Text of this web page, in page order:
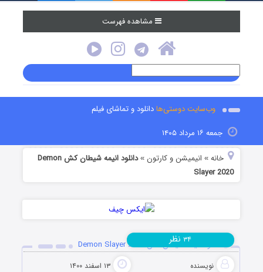
مشاهده فهرست
وب‌سایت دوستی‌هادانلود و تماشای فیلم
جمعه ۱۶ مرداد ۱۴۰۵
خانه » انیمیشن و کارتون »
دانلود انیمه شیطان کش Demon
Slayer 2020
دانلود انیمه شیطان کش Demon Slayer 2020
نویسنده ۱۳ اسفند ۱۴۰۰
۳۴ نظر